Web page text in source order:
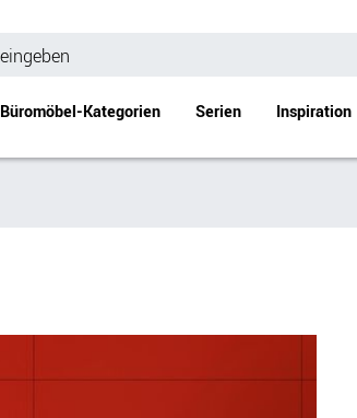
Büromöbel-Kategorien Serien Inspiration